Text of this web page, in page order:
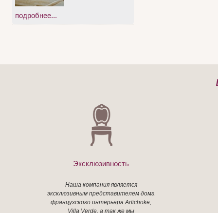
подробнее...
Эксклюзивность
Наша компания является
эксклюзивным представителем дома
французского интерьера Artichoke,
Villa Verde, а так же мы